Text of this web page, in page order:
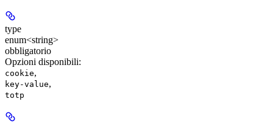
type
enum<string>
obbligatorio
Opzioni disponibili:
cookie,
key-value,
totp